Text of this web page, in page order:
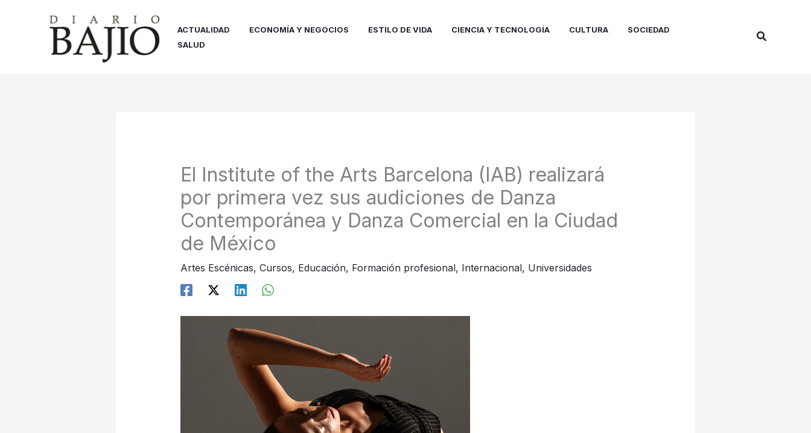
ACTUALIDAD ECONOMÍA Y NEGOCIOS ESTILO DE VIDA CIENCIA Y TECNOLOGÍA CULTURA
SOCIEDAD
SALUD
Buscar
El Institute of the Arts Barcelona (IAB) realizará
por primera vez sus audiciones de Danza
Contemporánea y Danza Comercial en la Ciudad
de México
Artes Escénicas, Cursos, Educación, Formación profesional, Internacional, Universidades